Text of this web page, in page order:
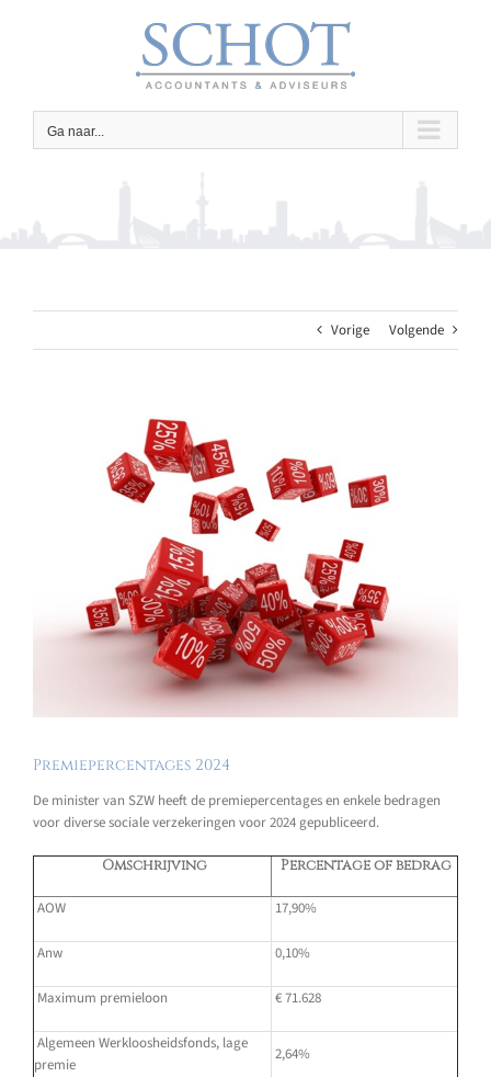
Ga naar...
Vorige Volgende
Premiepercentages 2024
De minister van SZW heeft de premiepercentages en enkele bedragen
voor diverse sociale verzekeringen voor 2024 gepubliceerd.
Omschrijving Percentage of bedrag
AOW 17,90%
Anw 0,10%
Maximum premieloon € 71.628
Algemeen Werkloosheidsfonds, lage
premie
2,64%